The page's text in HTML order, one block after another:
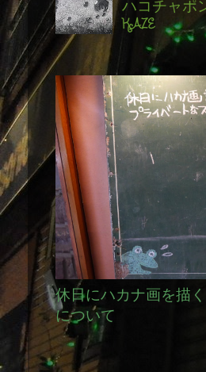
ハコチャポ
KAZE
休日にハカナ画を描
について